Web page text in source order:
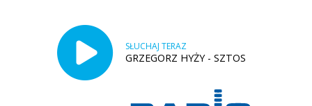
SŁUCHAJ TERAZ
GRZEGORZ HYŻY - SZTOS